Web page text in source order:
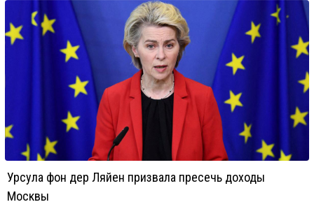
Урсула фон дер Ляйен призвала пресечь доходы
Москвы